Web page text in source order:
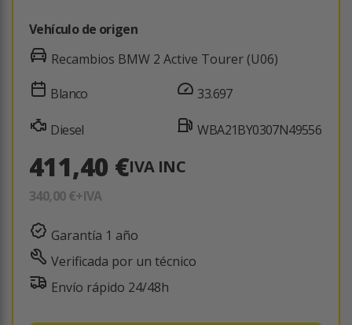
Vehículo de origen
Recambios BMW 2 Active Tourer (U06)
Blanco
Diesel
33.697
WBA21BY0307N49556
411,40 €IVA INC
340,00 €+IVA
Garantía 1 año
Verificada por un técnico
Envío rápido 24/48h